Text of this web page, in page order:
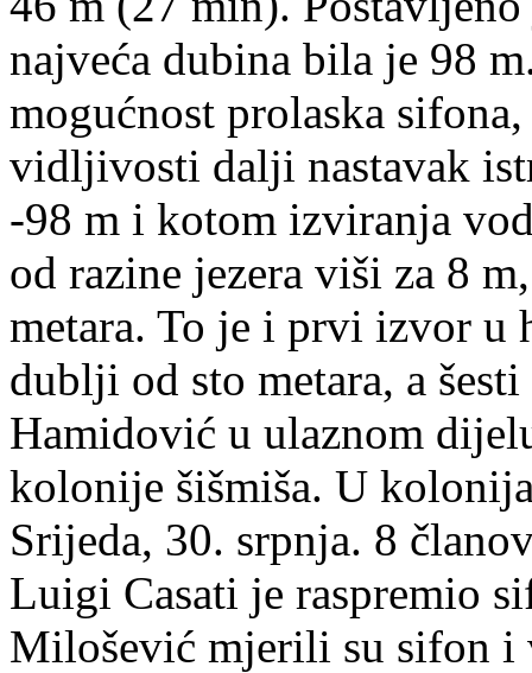
najveća dubina bila je 98
mogućnost prolaska
vidljivosti dalji nastavak
-98 m i kotom izviranja
od razine jezera viši za 8
metara. To je i prvi izvor u
dublji od sto metara, a
Hamidović u ulaznom
kolonije šišmiša. U
Srijeda, 30. srpnja. 8
Luigi Casati je raspremio
Milošević mjerili su sifon i